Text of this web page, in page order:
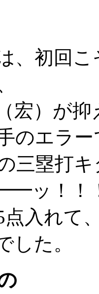
、初回
宏）が
のエラ
の三塁
ッ！！
点入れて
した。